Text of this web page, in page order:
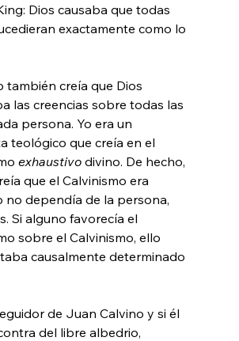
Dios causaba que todas
exactamente como lo
también creía que Dios
las creencias sobre todas las
persona. Yo era un
teológico que creía en el
exhaustivo divino. De hecho,
que el Calvinismo era
no dependía de la persona,
Si alguno favorecía el
sobre el Calvinismo, ello
causalmente determinado
de Juan Calvino y si él
del libre albedrio,